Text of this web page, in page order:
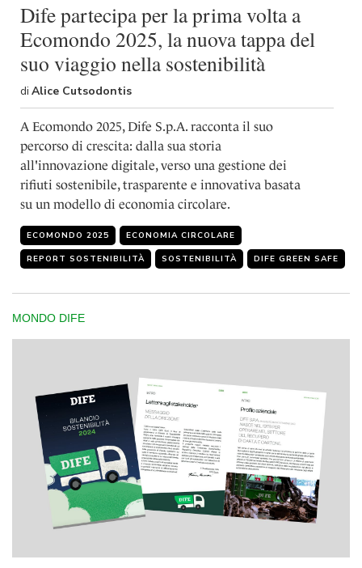
Dife partecipa per la prima volta a
Ecomondo 2025, la nuova tappa del
suo viaggio nella sostenibilità
di Alice Cutsodontis
A Ecomondo 2025, Dife S.p.A. racconta il suo
percorso di crescita: dalla sua storia
all'innovazione digitale, verso una gestione dei
rifiuti sostenibile, trasparente e innovativa basata
su un modello di economia circolare.
ECOMONDO 2025 ECONOMIA CIRCOLARE
REPORT SOSTENIBILITÀ SOSTENIBILITÀ DIFE GREEN SAFE
MONDO DIFE